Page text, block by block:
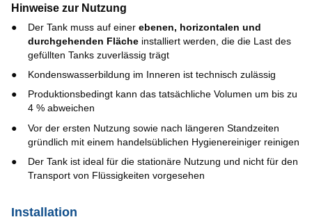
Hinweise zur Nutzung
Der Tank muss auf einer ebenen, horizontalen und
durchgehenden Fläche installiert werden, die die Last des
gefüllten Tanks zuverlässig trägt
Kondenswasserbildung im Inneren ist technisch zulässig
Produktionsbedingt kann das tatsächliche Volumen um bis zu
4 % abweichen
Vor der ersten Nutzung sowie nach längeren Standzeiten
gründlich mit einem handelsüblichen Hygienereiniger reinigen
Der Tank ist ideal für die stationäre Nutzung und nicht für den
Transport von Flüssigkeiten vorgesehen
Installation